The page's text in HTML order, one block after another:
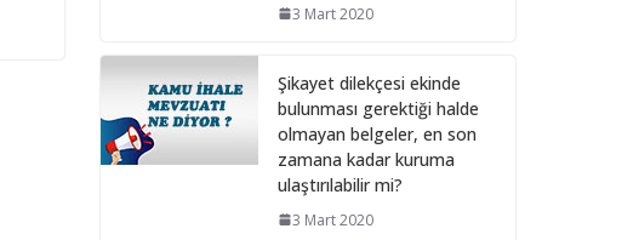
ihalelerinde istenecek
sunmalı ?
10 Aralık 2024
Bilişim hizmet alımı
ihalelerinde istenecek
3 Mart 2020
Şikayet dilekçesi ekinde
bulunması gerektiği halde
olmayan belgeler, en son
zamana kadar kuruma
ulaştırılabilir mi?
3 Mart 2020